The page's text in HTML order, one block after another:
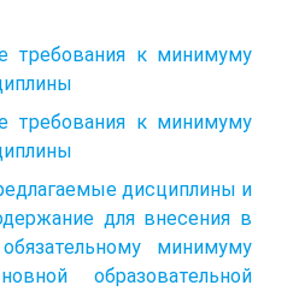
требования к минимуму
требования к минимуму
дисциплины и
для внесения в
минимуму
образовательной